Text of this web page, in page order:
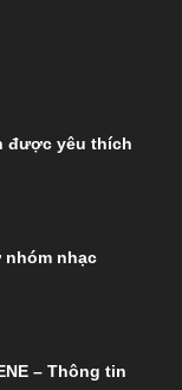
được yêu thích
nhóm nhạc
– Thông tin